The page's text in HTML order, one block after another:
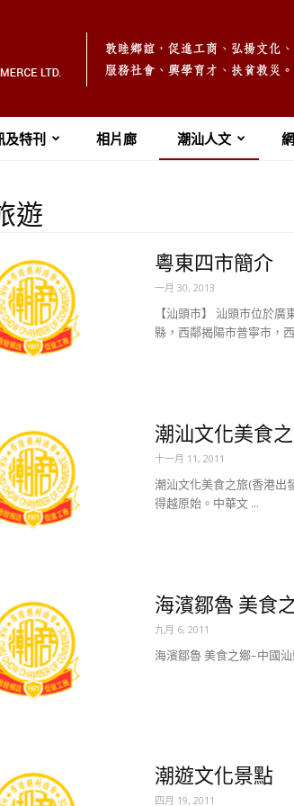
及特刊 相片廊 潮汕人文
遊
粵東四市簡介
一月 30, 2013
【汕頭市】 汕頭市位於
縣，西鄰揭陽市普寧市，
潮汕文化美食
十一月 11, 2011
潮汕文化美食之旅(香港出
得越原始。中華文 ...
海濱鄒魯 美食
九月 6, 2011
海濱鄒魯 美食之鄉–中國
潮遊文化景點
四月 19, 2011